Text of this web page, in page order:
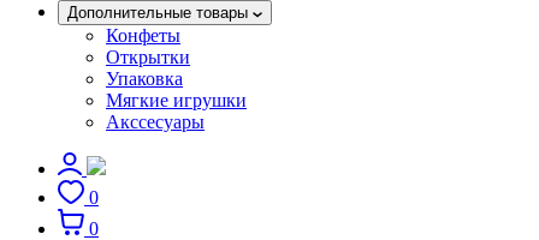
Дополнительные товары
Конфеты
Открытки
Упаковка
Мягкие игрушки
Акссесуары
0
0